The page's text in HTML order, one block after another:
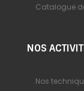
Catalogue
NOS
Nos